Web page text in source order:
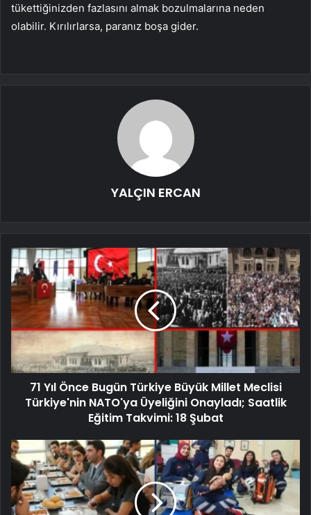
tükettiğinizden fazlasını almak bozulmalarına neden
olabilir. Kırılırlarsa, paranız boşa gider.
YALÇIN ERCAN
71 Yıl Önce Bugün Türkiye Büyük Millet Meclisi
Türkiye'nin NATO'ya Üyeliğini Onayladı; Saatlik
Eğitim Takvimi: 18 Şubat